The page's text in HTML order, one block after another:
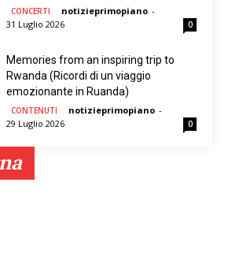
CONCERTI notizieprimopiano -
31 Luglio 2026
0
Memories from an inspiring trip to
Rwanda (Ricordi di un viaggio
emozionante in Ruanda)
CONTENUTI notizieprimopiano -
29 Luglio 2026
0